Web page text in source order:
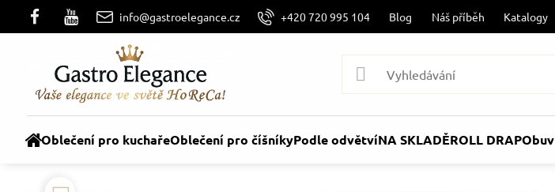
info@gastroelegance.cz +420 720 995 104 Blog Náš příběh Katalogy
Oblečení pro kuchařeOblečení pro číšníkyPodle odvětvíNA SKLADĚROLL DRAPObuv